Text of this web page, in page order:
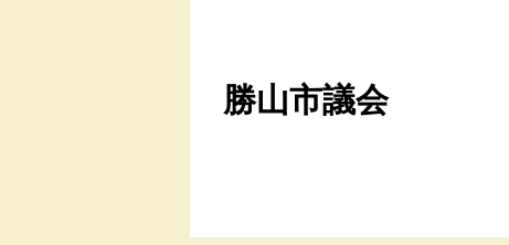
勝山市議会